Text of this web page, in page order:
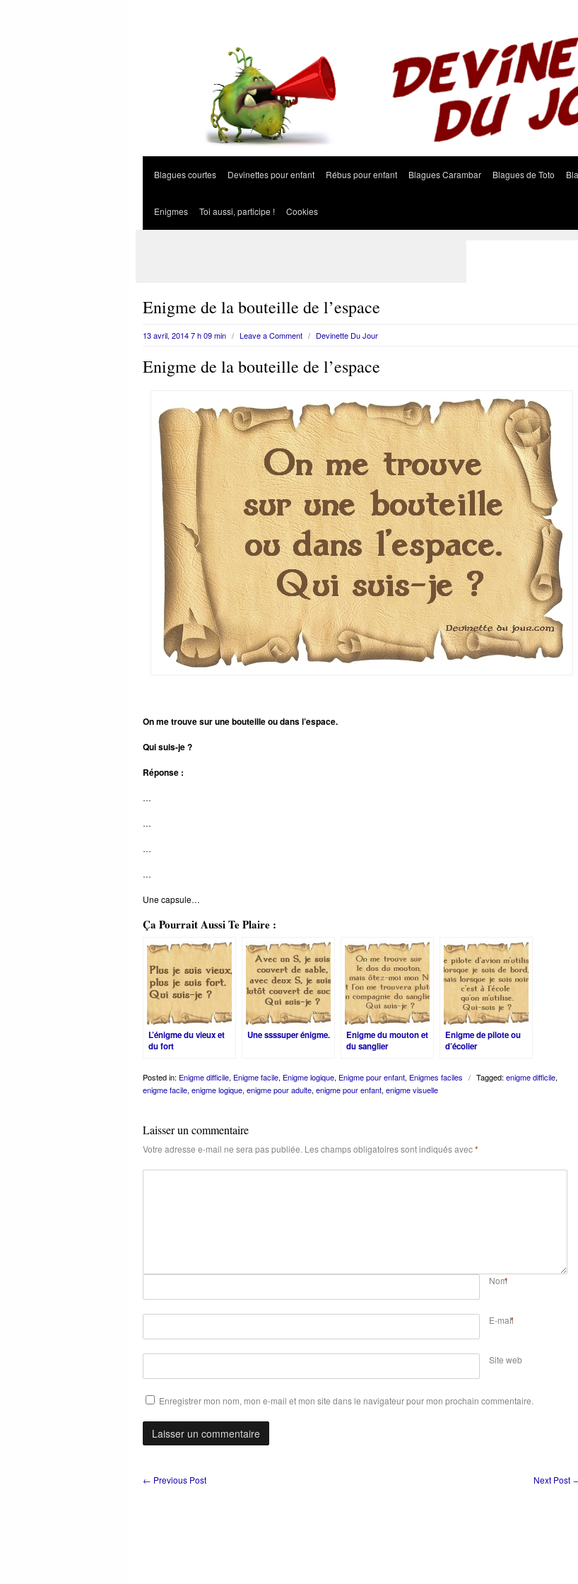
Blagues courtes Devinettes pour enfant Rébus pour enfant Blagues Carambar Blagues de Toto
Enigmes Toi aussi, participe ! Cookies
Enigme de la bouteille de l’espace
13 avril, 2014 7 h 09 min / Leave a Comment / Devinette Du Jour
Enigme de la bouteille de l’espace
On me trouve sur une bouteille ou dans l’espace.
Qui suis-je ?
Réponse :
…
…
…
…
Une capsule…
Ça Pourrait Aussi Te Plaire :
L’énigme du vieux et
du fort
Une ssssuper énigme.
Enigme du mouton et
du sanglier
Enigme de pilote ou
d’écolier
Posted in: Enigme difficile, Enigme facile, Enigme logique, Enigme pour enfant, Enigmes faciles / Tagged: enigme difficile,
enigme facile, enigme logique, enigme pour adulte, enigme pour enfant, enigme visuelle
Laisser un commentaire
Votre adresse e-mail ne sera pas publiée. Les champs obligatoires sont indiqués avec*
Nom*
E-mail
*
Site web
Enregistrer mon nom, mon e-mail et mon site dans le navigateur pour mon prochain commentaire.
← Previous Post Next Post